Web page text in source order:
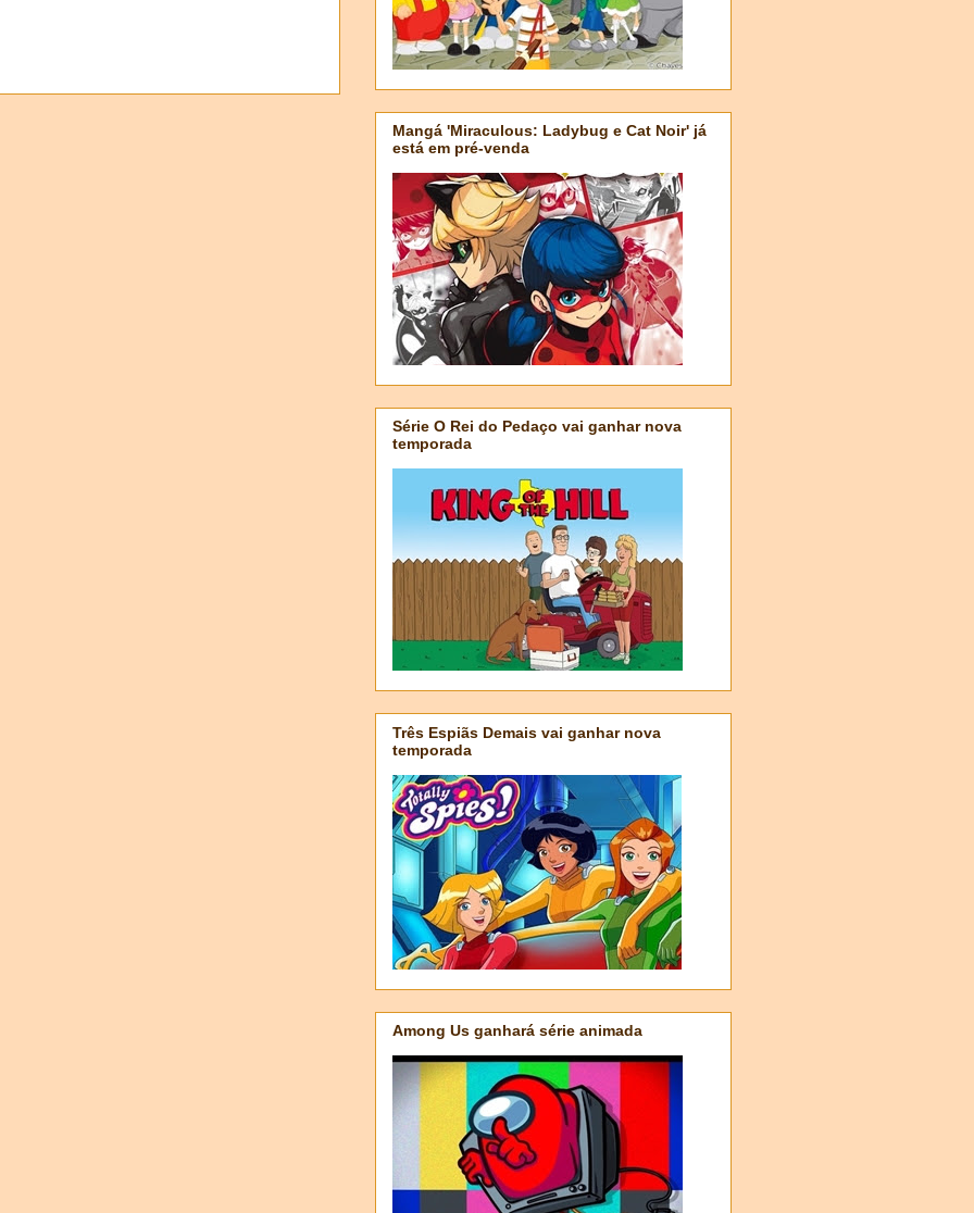
Mangá 'Miraculous: Ladybug e Cat Noir' já
está em pré-venda
Série O Rei do Pedaço vai ganhar nova
temporada
Três Espiãs Demais vai ganhar nova
temporada
Among Us ganhará série animada